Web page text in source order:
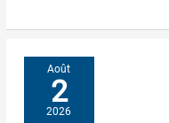
Août
2
2026